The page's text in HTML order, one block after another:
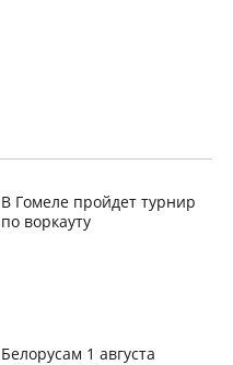
В Гомеле пройдет турнир
по воркауту
Белорусам 1 августа